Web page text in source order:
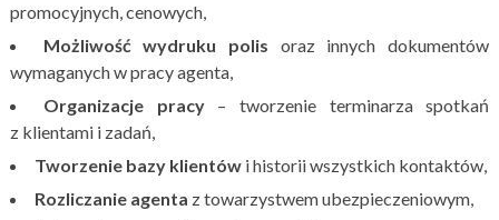
promocyjnych, cenowych,
Możliwość wydruku polis oraz innych dokumentów
wymaganych w pracy agenta,
Organizacje pracy– tworzenie terminarza spotkań
z klientami i zadań,
Tworzenie bazy klientówi historii wszystkich kontaktów,
Rozliczanie agenta z towarzystwem ubezpieczeniowym,